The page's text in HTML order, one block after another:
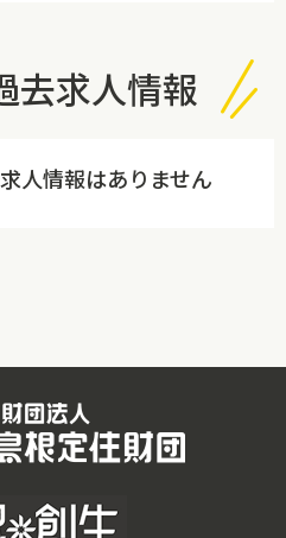
去求人情報
人情報はありません